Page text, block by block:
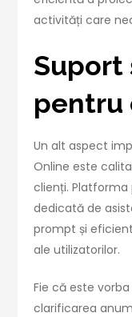
activități care
Suport
pentru
Un alt aspect
Online este
clienți. Platforma
dedicată de
prompt și
ale utilizatorilor.
Fie că este
clarificarea